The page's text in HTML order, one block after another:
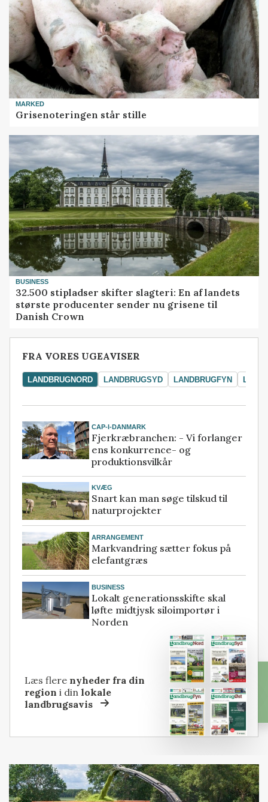
MARKED
Grisenoteringen står stille
BUSINESS
32.500 stipladser skifter slagteri: En af landets
største producenter sender nu grisene til
Danish Crown
FRA VORES UGEAVISER
LANDBRUGNORD LANDBRUGSYD LANDBRUGFYN
CAP-I-DANMARK
Fjerkræbranchen: - Vi forlanger
ens konkurrence- og
produktionsvilkår
KVÆG
Snart kan man søge tilskud til
naturprojekter
ARRANGEMENT
Markvandring sætter fokus på
elefantgræs
BUSINESS
Lokalt generationsskifte skal
løfte midtjysk siloimportør i
Norden
Læs flere nyheder fra din
region i dinlokale
landbrugsavis